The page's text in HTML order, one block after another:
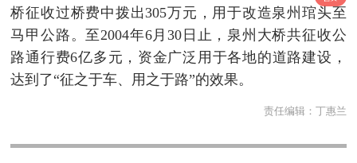
桥征收过桥费中拨出305万元，用于改造泉州琯头至
马甲公路。至2004年6月30日止，泉州大桥共征收公
路通行费6亿多元，资金广泛用于各地的道路建设，
达到了“征之于车、用之于路”的效果。
责任编辑： 丁惠兰